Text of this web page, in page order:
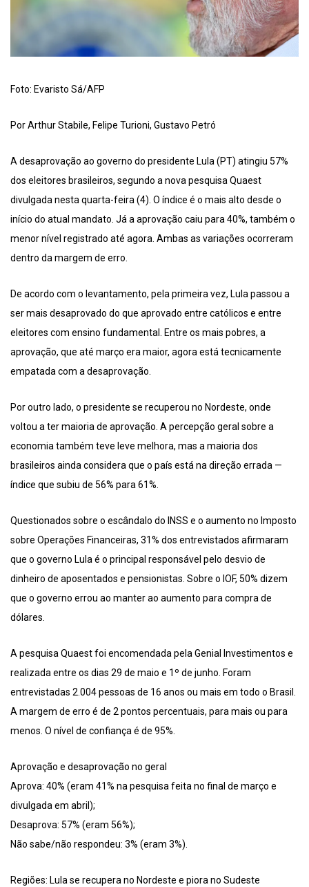
Foto: Evaristo Sá/AFP
Por Arthur Stabile, Felipe Turioni, Gustavo Petró
A desaprovação ao governo do presidente Lula (PT) atingiu 57%
dos eleitores brasileiros, segundo a nova pesquisa Quaest
divulgada nesta quarta-feira (4). O índice é o mais alto desde o
início do atual mandato. Já a aprovação caiu para 40%, também o
menor nível registrado até agora. Ambas as variações ocorreram
dentro da margem de erro.
De acordo com o levantamento, pela primeira vez, Lula passou a
ser mais desaprovado do que aprovado entre católicos e entre
eleitores com ensino fundamental. Entre os mais pobres, a
aprovação, que até março era maior, agora está tecnicamente
empatada com a desaprovação.
Por outro lado, o presidente se recuperou no Nordeste, onde
voltou a ter maioria de aprovação. A percepção geral sobre a
economia também teve leve melhora, mas a maioria dos
brasileiros ainda considera que o país está na direção errada —
índice que subiu de 56% para 61%.
Questionados sobre o escândalo do INSS e o aumento no Imposto
sobre Operações Financeiras, 31% dos entrevistados afirmaram
que o governo Lula é o principal responsável pelo desvio de
dinheiro de aposentados e pensionistas. Sobre o IOF, 50% dizem
que o governo errou ao manter ao aumento para compra de
dólares.
A pesquisa Quaest foi encomendada pela Genial Investimentos e
realizada entre os dias 29 de maio e 1º de junho. Foram
entrevistadas 2.004 pessoas de 16 anos ou mais em todo o Brasil.
A margem de erro é de 2 pontos percentuais, para mais ou para
menos. O nível de confiança é de 95%.
Aprovação e desaprovação no geral
Aprova: 40% (eram 41% na pesquisa feita no final de março e
divulgada em abril);
Desaprova: 57% (eram 56%);
Não sabe/não respondeu: 3% (eram 3%).
Regiões: Lula se recupera no Nordeste e piora no Sudeste